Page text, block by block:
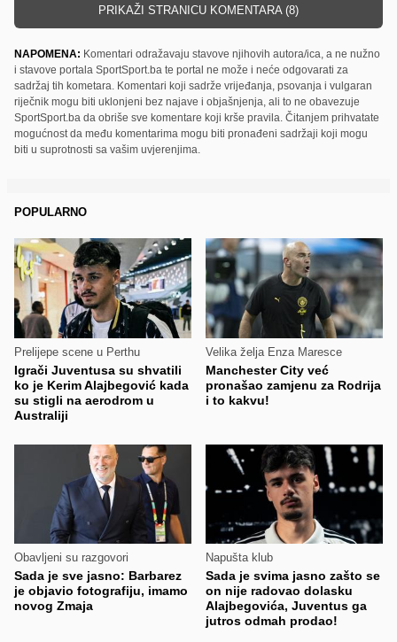
PRIKAŽI STRANICU KOMENTARA (8)
NAPOMENA: Komentari odražavaju stavove njihovih autora/ica, a ne nužno
i stavove portala SportSport.ba te portal ne može i neće odgovarati za
sadržaj tih kometara. Komentari koji sadrže vrijeđanja, psovanja i vulgaran
riječnik mogu biti uklonjeni bez najave i objašnjenja, ali to ne obavezuje
SportSport.ba da obriše sve komentare koji krše pravila. Čitanjem prihvatate
mogućnost da među komentarima mogu biti pronađeni sadržaji koji mogu
biti u suprotnosti sa vašim uvjerenjima.
POPULARNO
Prelijepe scene u Perthu
Igrači Juventusa su shvatili
ko je Kerim Alajbegović kada
su stigli na aerodrom u
Australiji
Velika želja Enza Maresce
Manchester City već
pronašao zamjenu za Rodrija
i to kakvu!
Obavljeni su razgovori
Sada je sve jasno: Barbarez
je objavio fotografiju, imamo
novog Zmaja
Napušta klub
Sada je svima jasno zašto se
on nije radovao dolasku
Alajbegovića, Juventus ga
jutros odmah prodao!